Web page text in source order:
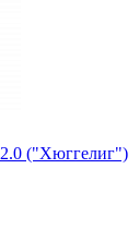
("Хюггелиг")